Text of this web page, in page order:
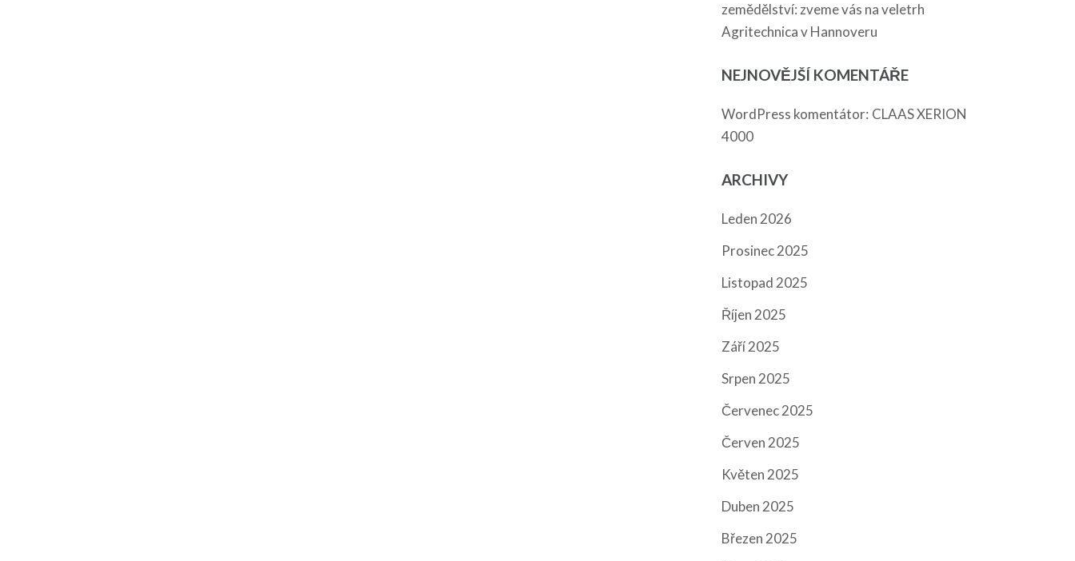
zemědělství: zveme vás na veletrh
Agritechnica v Hannoveru
NEJNOVĚJŠÍ KOMENTÁŘE
WordPress komentátor: CLAAS XERION
4000
ARCHIVY
Leden 2026
Prosinec 2025
Listopad 2025
Říjen 2025
Září 2025
Srpen 2025
Červenec 2025
Červen 2025
Květen 2025
Duben 2025
Březen 2025